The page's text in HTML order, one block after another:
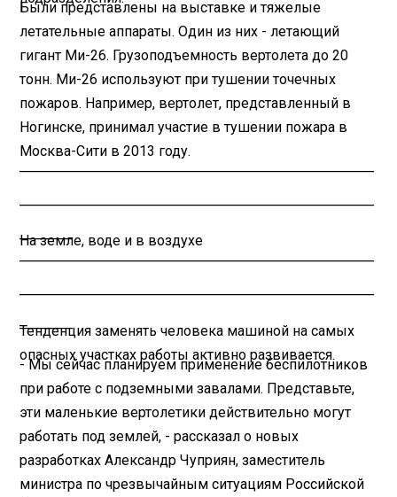
Были представлены на выставке и тяжелые
летательные аппараты. Один из них - летающий
гигант Ми-26. Грузоподъемность вертолета до 20
тонн. Ми-26 используют при тушении точечных
пожаров. Например, вертолет, представленный в
Ногинске, принимал участие в тушении пожара в
Москва-Сити в 2013 году.
________________________________________
______
На земле, воде и в воздухе
________________________________________
Тенденция заменять человека машиной на самых
опасных участках работы активно развивается.
- Мы сейчас планируем применение беспилотников
при работе с подземными завалами. Представьте,
эти маленькие вертолетики действительно могут
работать под землей, - рассказал о новых
разработках Александр Чуприян, заместитель
министра по чрезвычайным ситуациям Российской